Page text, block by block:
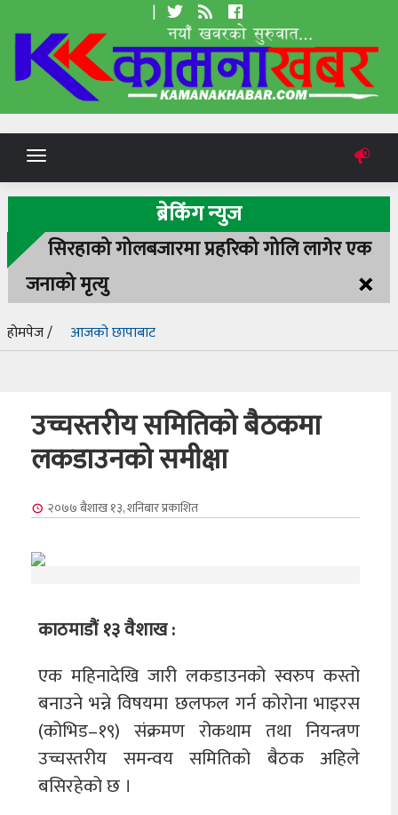
|
Toggle
navigation
ब्रेकिंग न्युज
सिरहाको गोलबजारमा प्रहरिको गोलि लागेर एक
जनाको मृत्यु
×
होमपेज / आजको छापाबाट
उच्चस्तरीय समितिको बैठकमा
लकडाउनको समीक्षा
२०७७ बैशाख १३, शनिबारप्रकाशित
काठमाडौं १३ वैशाख :
एक महिनादेखि जारी लकडाउनको स्वरुप कस्तो
बनाउने भन्ने विषयमा छलफल गर्न कोरोना भाइरस
(कोभिड–१९) संक्रमण रोकथाम तथा नियन्त्रण
उच्चस्तरीय समन्वय समितिको बैठक अहिले
बसिरहेको छ ।